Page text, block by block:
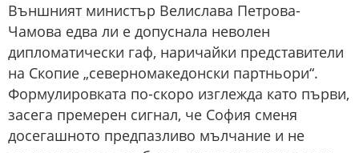
Външният министър Велислава Петрова-
Чамова едва ли е допуснала неволен
дипломатически гаф, наричайки представители
на Скопие „северномакедонски партньори“.
Формулировката по-скоро изглежда като първи,
засега премерен сигнал, че София сменя
досегашното предпазливо мълчание и не